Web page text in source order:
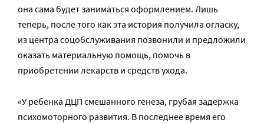
она сама будет заниматься оформлением. Лишь
теперь, после того как эта история получила огласку,
из центра соцобслуживания позвонили и предложили
оказать материальную помощь, помочь в
приобретении лекарств и средств ухода.
«У ребенка ДЦП смешанного генеза, грубая задержка
психомоторного развития. В последнее время его